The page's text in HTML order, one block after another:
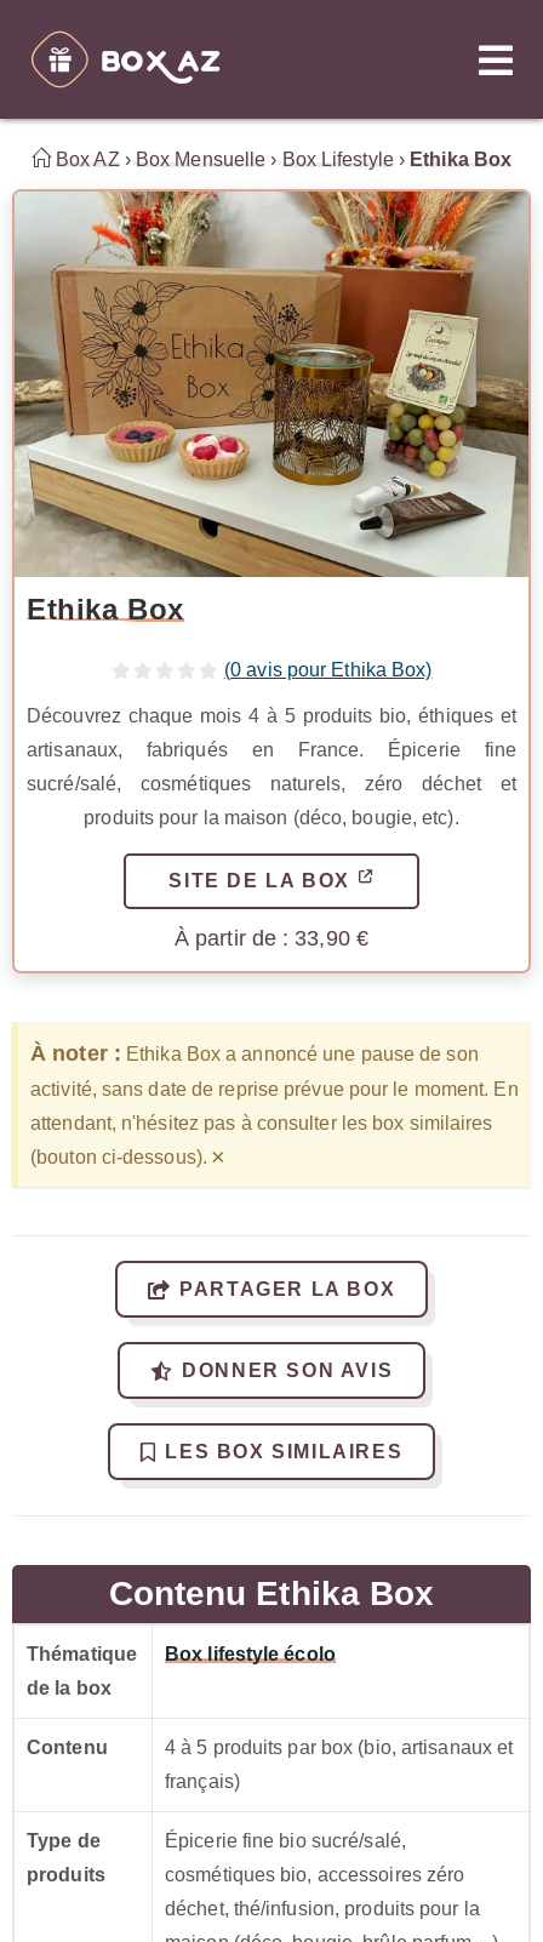
Box AZ› Box Mensuelle › Box Lifestyle› Ethika Box
Ethika Box
(0 avis pour Ethika Box)
Découvrez chaque mois 4 à 5 produits bio, éthiques et
artisanaux, fabriqués en France. Épicerie fine
sucré/salé, cosmétiques naturels, zéro déchet et
produits pour la maison (déco, bougie, etc).
SITE DE LA BOX
33,90 €
À noter : Ethika Box a annoncé une pause de son
activité, sans date de reprise prévue pour le moment. En
attendant, n'hésitez pas à consulter les box similaires
(bouton ci-dessous). ×
PARTAGER LA BOX
DONNER SON AVIS
LES BOX SIMILAIRES
Contenu Ethika Box
Thématique
de la box
Box lifestyle écolo
Contenu
4 à 5 produits par box (bio, artisanaux et
français)
Type de
produits
Épicerie fine bio sucré/salé,
cosmétiques bio, accessoires zéro
déchet, thé/infusion, produits pour la